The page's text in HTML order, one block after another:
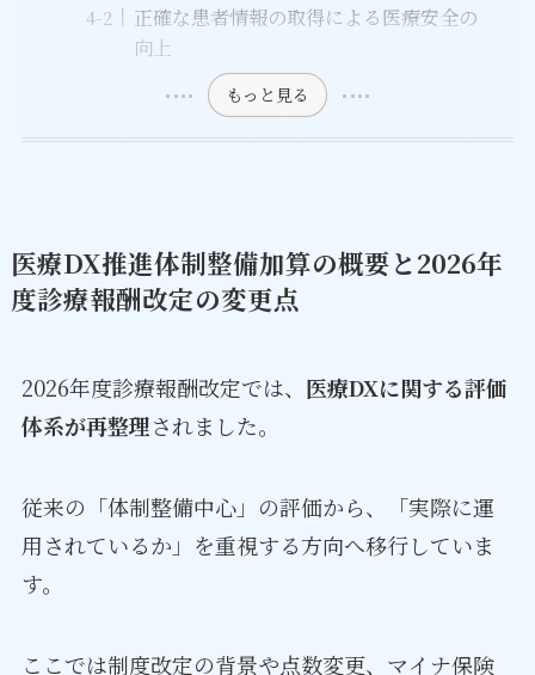
正確な患者情報の取得による医療安全の
向上
もっと見る
医療DX推進体制整備加算の概要と2026年
度診療報酬改定の変更点
2026年度診療報酬改定では、 医療DXに関する評価
体系が再整理されました。
従来の「体制整備中心」の評価から、「実際に運
用されているか」を重視する方向へ移行していま
す。
ここでは制度改定の背景や点数変更、マイナ保険